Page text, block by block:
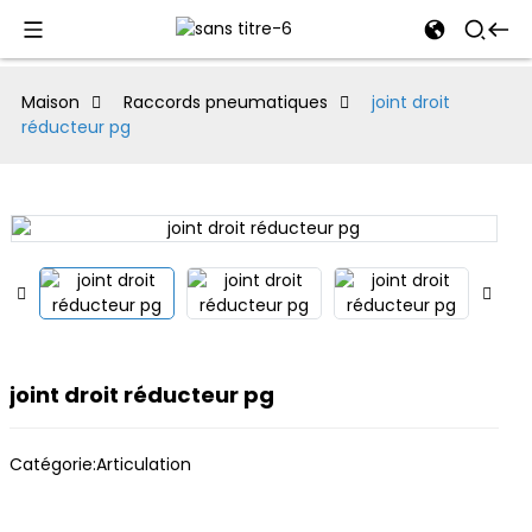
Maison Raccords pneumatiques
joint droit
réducteur pg
joint droit réducteur pg
Catégorie:Articulation